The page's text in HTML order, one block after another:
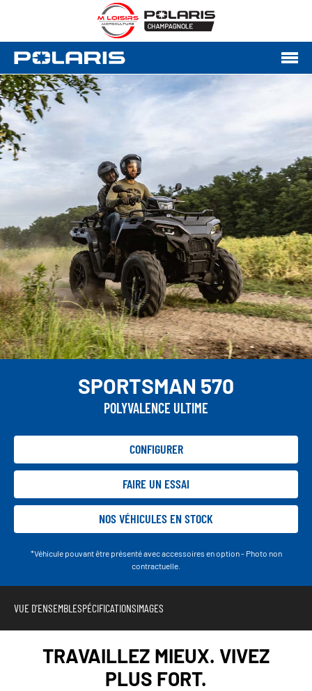
SPORTSMAN 570
POLYVALENCE ULTIME
CONFIGURER
FAIRE UN ESSAI
NOS VÉHICULES EN STOCK
*Véhicule pouvant être présenté avec accessoires en option - Photo non
contractuelle.
VUE D'ENSEMBLESPÉCIFICATIONSIMAGES
TRAVAILLEZ MIEUX. VIVEZ
PLUS FORT.